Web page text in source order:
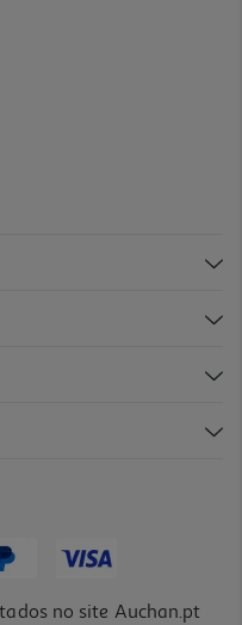
no site Auchan.pt